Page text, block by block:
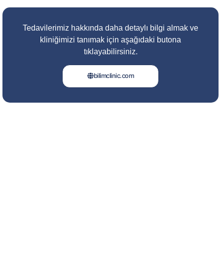
Tedavilerimiz hakkında daha detaylı bilgi almak ve
kliniğimizi tanımak için aşağıdaki butona
tıklayabilirsiniz.
bilimclinic.com